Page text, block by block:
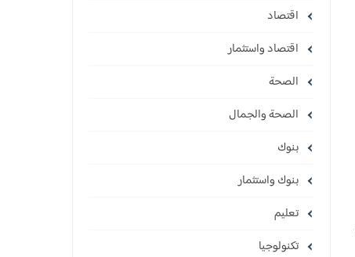
اقتصاد
اقتصاد واستثمار
الصحة
الصحة والجمال
بنوك
بنوك واستثمار
تعليم
تكنولوجيا